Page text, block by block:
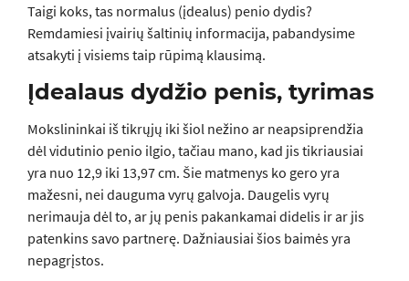
Taigi koks, tas normalus (įdealus) penio dydis?
Remdamiesi įvairių šaltinių informacija, pabandysime
atsakyti į visiems taip rūpimą klausimą.
Įdealaus dydžio penis, tyrimas
Mokslininkai iš tikrųjų iki šiol nežino ar neapsiprendžia
dėl vidutinio penio ilgio, tačiau mano, kad jis tikriausiai
yra nuo 12,9 iki 13,97 cm. Šie matmenys ko gero yra
mažesni, nei dauguma vyrų galvoja. Daugelis vyrų
nerimauja dėl to, ar jų penis pakankamai didelis ir ar jis
patenkins savo partnerę. Dažniausiai šios baimės yra
nepagrįstos.